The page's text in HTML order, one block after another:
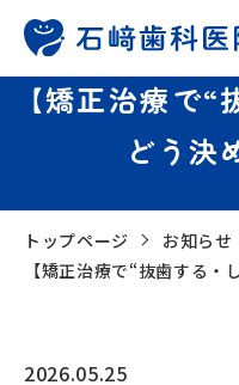
【矯正治療で
どう決
トップページ
お知らせ
【矯正治療で“抜歯する・
2026.05.25